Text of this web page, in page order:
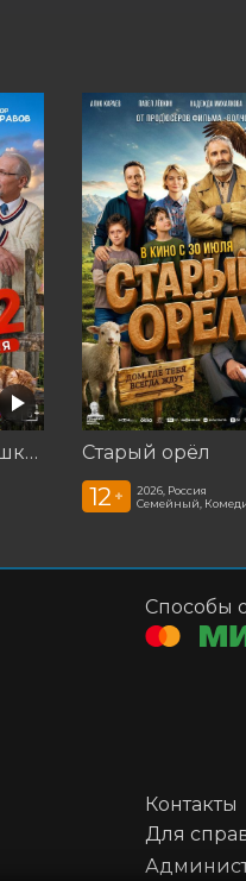
На деревню дедушке 2 Старый орёл
12 +
2026, Россия
Семейный,
Способы
Контакты
Для